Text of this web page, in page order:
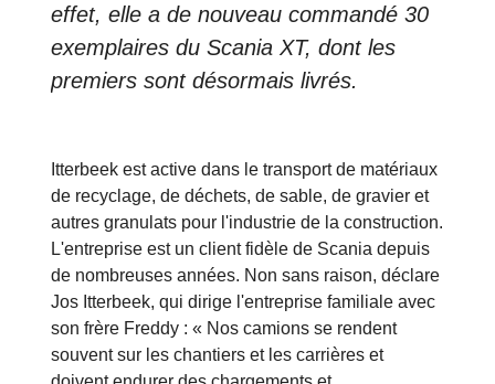
effet, elle a de nouveau commandé 30
exemplaires du Scania XT, dont les
premiers sont désormais livrés.
Itterbeek est active dans le transport de matériaux
de recyclage, de déchets, de sable, de gravier et
autres granulats pour l'industrie de la construction.
L'entreprise est un client fidèle de Scania depuis
de nombreuses années. Non sans raison, déclare
Jos Itterbeek, qui dirige l'entreprise familiale avec
son frère Freddy : « Nos camions se rendent
souvent sur les chantiers et les carrières et